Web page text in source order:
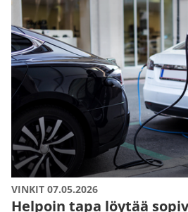
VINKIT 07.05.2026
Helpoin tapa löytää